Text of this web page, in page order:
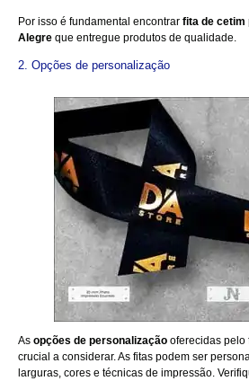
Por isso é fundamental encontrar fita de cetim
Alegre que entregue produtos de qualidade.
2. Opções de personalização
As opções de personalização oferecidas pelo
crucial a considerar. As fitas podem ser
larguras, cores e técnicas de impressão.